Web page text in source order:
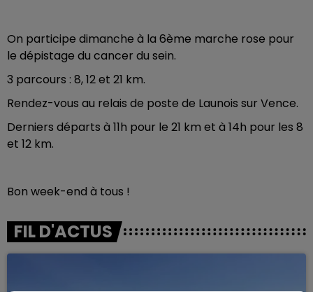
On participe dimanche à la 6ème marche rose pour
le dépistage du cancer du sein.
3 parcours : 8, 12 et 21 km.
Rendez-vous au relais de poste de Launois sur Vence.
Derniers départs à 11h pour le 21 km et à 14h pour les 8
et 12 km.
Bon week-end à tous !
FIL D'ACTUS